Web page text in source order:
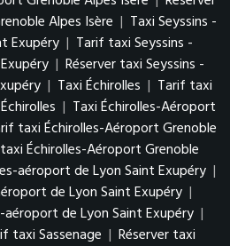
Alpes Isère | Taxi Seyssins -
Exupéry | Tarif taxi Seyssins -
| Réserver taxi Seyssins -
| Taxi Échirolles | Tarif taxi
| Taxi Échirolles-Aéroport
taxi Échirolles-Aéroport Grenoble
Échirolles-Aéroport Grenoble
aéroport de Lyon Saint Exupéry |
de Lyon Saint Exupéry |
aéroport de Lyon Saint Exupéry |
taxi Sassenage | Réserver taxi